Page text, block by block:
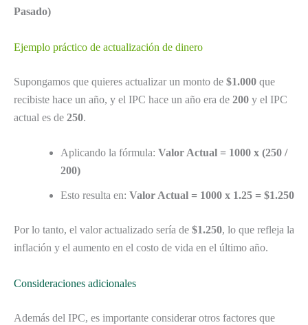
Pasado)
Ejemplo práctico de actualización de dinero
Supongamos que quieres actualizar un monto de $1.000 que
recibiste hace un año, y el IPC hace un año era de 200 y el IPC
actual es de 250.
Aplicando la fórmula: Valor Actual = 1000 x (250 /
200)
Esto resulta en: Valor Actual = 1000 x 1.25 = $1.250
Por lo tanto, el valor actualizado sería de $1.250, lo que refleja la
inflación y el aumento en el costo de vida en el último año.
Consideraciones adicionales
Además del IPC, es importante considerar otros factores que